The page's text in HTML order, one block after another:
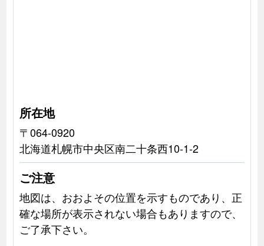
所在地
〒064-0920
北海道札幌市中央区南二十条西10-1-2
ご注意
地図は、おおよその位置を示すものであり、正
確な場所が表示されない場合もありますので、
ご了承下さい。